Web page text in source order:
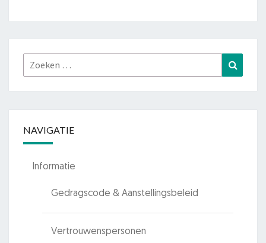
Zoeken
naar:
NAVIGATIE
Informatie
Gedragscode & Aanstellingsbeleid
Vertrouwenspersonen